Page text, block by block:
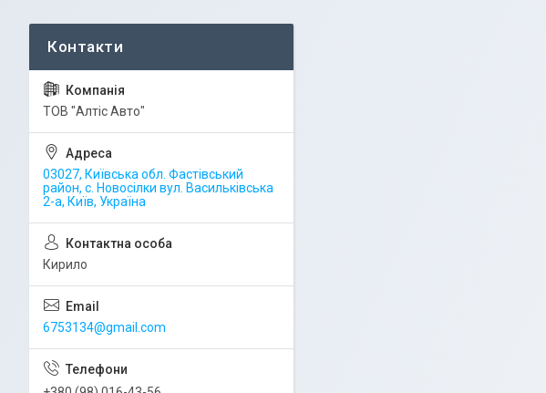
ТОВ "Алтіс Авто"
03027, Київська обл. Фастівський
район, с. Новосілки вул. Васильківська
2-а, Київ, Україна
Кирило
6753134@gmail.com